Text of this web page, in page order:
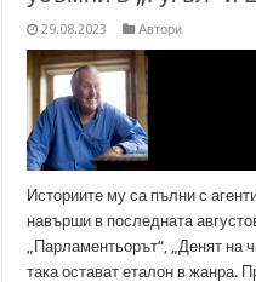
29.08.2023 Автори
Историите му са пълни с
навърши в последната
„Парламентьорът“, „Денят на
така остават еталон в жанра.